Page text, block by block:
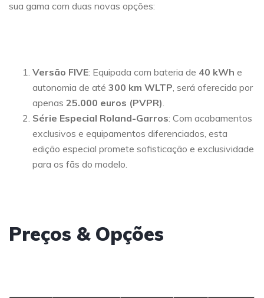
sua gama com duas novas opções:
Versão FIVE: Equipada com bateria de 40 kWh e
autonomia de até 300 km WLTP , será oferecida por
apenas 25.000 euros (PVPR)
Série Especial Roland-Garros: Com acabamentos
exclusivos e equipamentos diferenciados, esta
edição especial promete sofisticação e exclusividade
para os fãs do modelo.
Preços & Opções